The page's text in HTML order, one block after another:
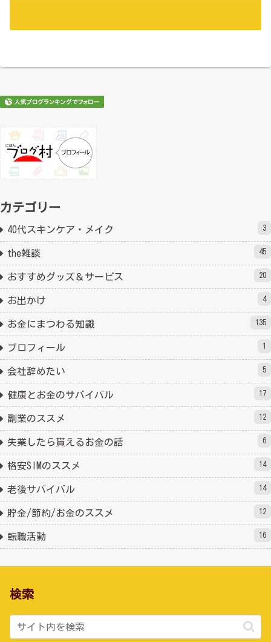
カテゴリー
40代スキンケア・メイク 3
the雑談 45
おすすめグッズ＆サービス 20
お出かけ 4
お金にまつわる知識 135
プロフィール 1
会社辞めたい 5
健康とお金のサバイバル 17
副業のススメ 12
失業したら貰えるお金の話 6
格安SIMのススメ 14
老後サバイバル 14
貯金/節約/お金のススメ 12
転職活動 16
検索